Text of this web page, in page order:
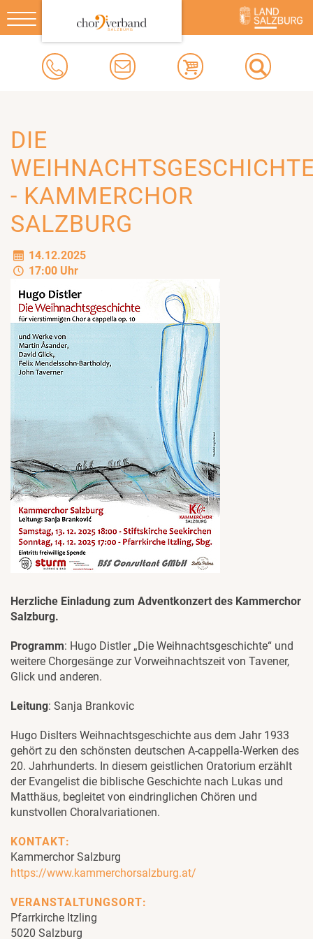
Toggle
navigation
DIE
- KAMMERCHOR
SALZBURG
14.12.2025
17:00 Uhr
Herzliche Einladung zum Adventkonzert des Kammerchor
Salzburg.
Programm: Hugo Distler „Die Weihnachtsgeschichte“ und
weitere Chorgesänge zur Vorweihnachtszeit von Tavener,
Glick und anderen.
Leitung: Sanja Brankovic
Hugo Dislters Weihnachtsgeschichte aus dem Jahr 1933
gehört zu den schönsten deutschen A-cappella-Werken des
20. Jahrhunderts. In diesem geistlichen Oratorium erzählt
der Evangelist die biblische Geschichte nach Lukas und
Matthäus, begleitet von eindringlichen Chören und
kunstvollen Choralvariationen.
KONTAKT:
Kammerchor Salzburg
https://www.kammerchorsalzburg.at/
VERANSTALTUNGSORT:
Pfarrkirche Itzling
5020 Salzburg